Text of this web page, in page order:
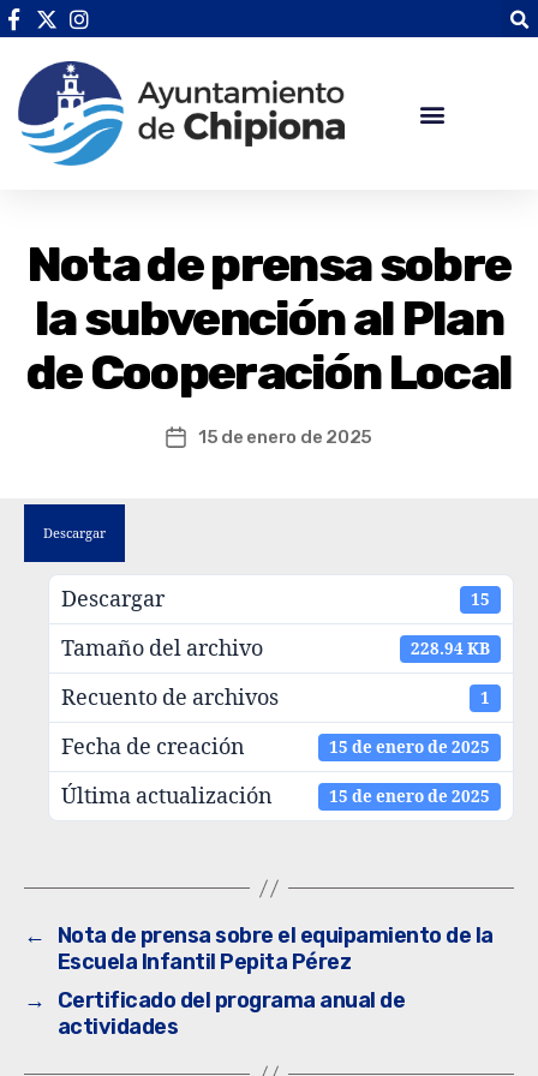
Nota de prensa sobre
la subvención al Plan
de Cooperación Local
15 de enero de 2025
Descargar
Descargar 15
Tamaño del archivo 228.94 KB
Recuento de archivos 1
Fecha de creación 15 de enero de 2025
Última actualización 15 de enero de 2025
←
Nota de prensa sobre el equipamiento de la
Escuela Infantil Pepita Pérez
→
Certificado del programa anual de
actividades